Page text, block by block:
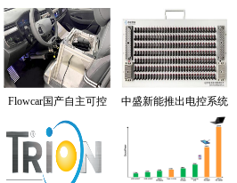
Flowcar国产自主可控
自动驾驶机器人来到我
们身边
中盛新能推出电控系统
控制器BOB集成断线